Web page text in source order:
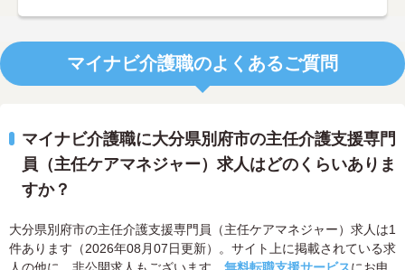
マイナビ介護職のよくあるご質問
マイナビ介護職に大分県別府市の主任介護支援専門
員（主任ケアマネジャー）求人はどのくらいありま
すか？
大分県別府市の主任介護支援専門員（主任ケアマネジャー）求人は1
件あります（2026年08月07日更新）。サイト上に掲載されている求
人の他に、非公開求人もございます。 無料転職支援サービスにお申